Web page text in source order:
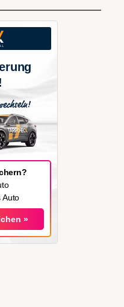
Auto
»